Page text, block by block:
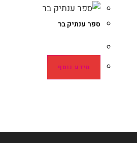
ספר ענתיק בר
מידע נוסף